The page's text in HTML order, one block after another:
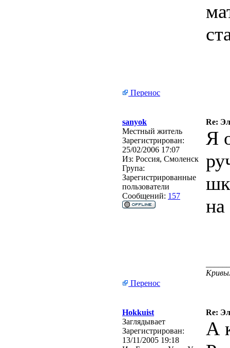
Перенос
sanyok
Re:
Местный житель
Зарегистрирован:
25/02/2006 17:07
Из: Россия, Смоленск
Група:
Зарегистрированные
пользователи
Сообщений: 157
Я
на
Перенос
Hokkuist
Re:
Заглядывает
Зарегистрирован:
13/11/2005 19:18
А